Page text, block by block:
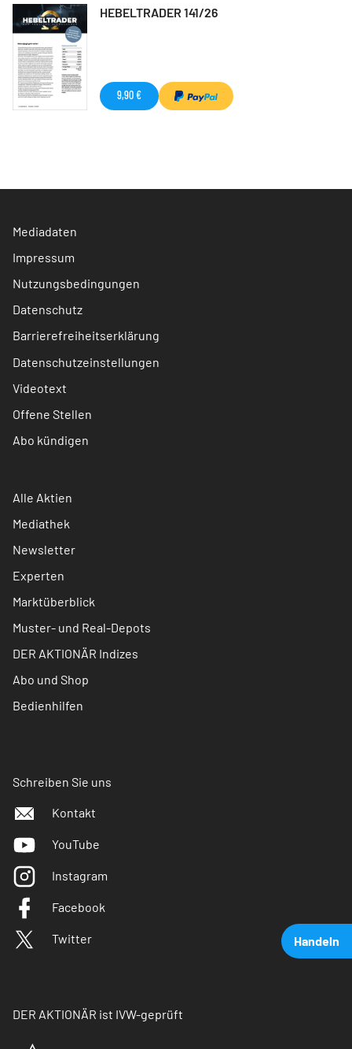
Handeln
HEBELTRADER 141/26
9,90 €
Mediadaten
Impressum
Nutzungsbedingungen
Datenschutz
Barrierefreiheitserklärung
Datenschutzeinstellungen
Videotext
Offene Stellen
Abo kündigen
Alle Aktien
Mediathek
Newsletter
Experten
Marktüberblick
Muster- und Real-Depots
DER AKTIONÄR Indizes
Abo und Shop
Bedienhilfen
Schreiben Sie uns
Kontakt
YouTube
Instagram
Facebook
Twitter
DER AKTIONÄR ist IVW-geprüft